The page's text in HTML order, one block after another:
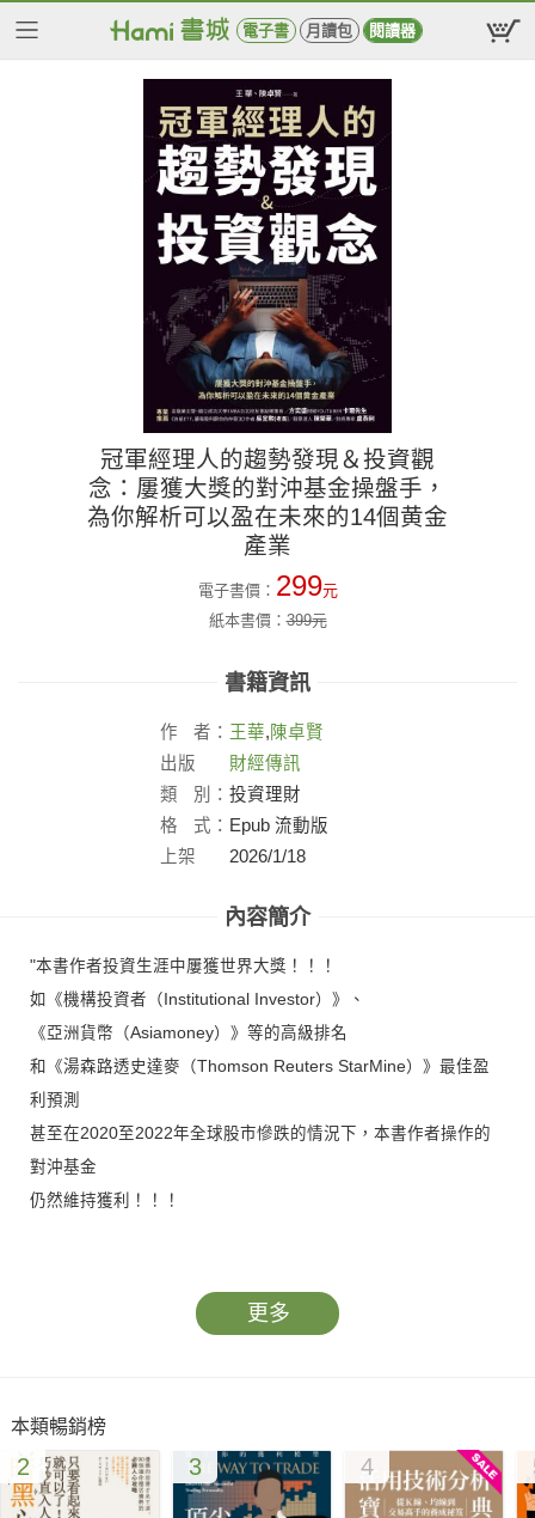
電子書 月讀包 閱讀器
冠軍經理人的趨勢發現＆投資觀
念：屢獲大獎的對沖基金操盤手，
為你解析可以盈在未來的14個黄金
產業
電子書價： 299元
紙本書價：399元
書籍資訊
作 者： 王華,陳卓賢
出版
社：
財經傳訊
類
別： 投資理財
格
式： Epub 流動版
上架
2026/1/18
內容簡介
"本書作者投資生涯中屢獲世界大獎！！！
如《機構投資者（Institutional Investor）》、
《亞洲貨幣（Asiamoney）》等的高級排名
和《湯森路透史達麥（Thomson Reuters StarMine）》最佳盈
利預測
甚至在2020至2022年全球股市慘跌的情況下，本書作者操作的
對沖基金
仍然維持獲利！！！
也同時分享他眼中的──12個黄金投資機會！
司。
在投資生涯中，屢獲大獎，其中包括《機構投資者（Institutional
更多
本類暢銷榜
2 3 4